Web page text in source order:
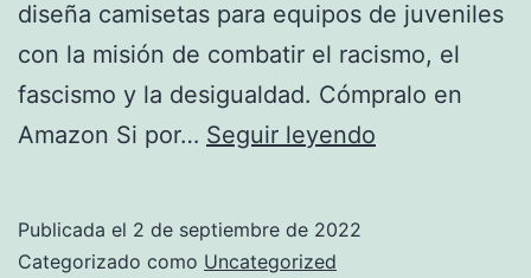
diseña camisetas para equipos de juveniles
con la misión de combatir el racismo, el
fascismo y la desigualdad. Cómpralo en
Amazon Si por… Seguir leyendo
Publicada el 2 de septiembre de 2022
Categorizado como Uncategorized